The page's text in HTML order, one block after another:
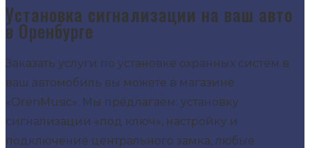
Установка сигнализации на ваш авто
в Оренбурге
Заказать услуги по установке охранных систем в
ваш автомобиль вы можете в магазине
«OrenMusic». Мы предлагаем: установку
сигнализации «под ключ», настройку и
подключение центрального замка, любые